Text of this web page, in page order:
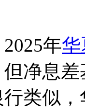
2025年华
净息
类似